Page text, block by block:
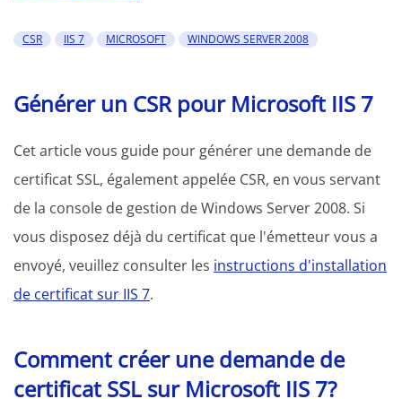
CSR IIS 7 MICROSOFT WINDOWS SERVER 2008
Générer un CSR pour Microsoft IIS 7
Cet article vous guide pour générer une demande de
certificat SSL, également appelée CSR, en vous servant
de la console de gestion de Windows Server 2008. Si
vous disposez déjà du certificat que l'émetteur vous a
envoyé, veuillez consulter les instructions d'installation
de certificat sur IIS 7.
Comment créer une demande de
certificat SSL sur Microsoft IIS 7?